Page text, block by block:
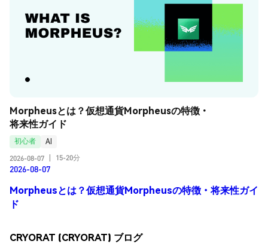
Morpheusとは？仮想通貨Morpheusの特徴・
将来性ガイド
初心者
AI
2026-08-07
15-20分
2026-08-07
Morpheusとは？仮想通貨Morpheusの特徴・将来性ガイ
ド
CRYORAT (CRYORAT) ブログ